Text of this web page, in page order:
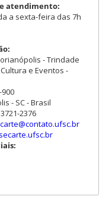
atendimento:
a sexta-feira das 7h
- Trindade
e Eventos -
900
- SC - Brasil
2376
secarte.ufsc.br